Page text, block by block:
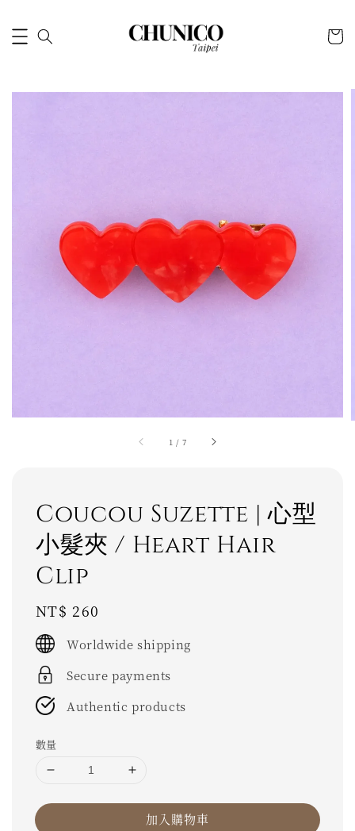
1 / 7
Coucou Suzette | 心型
小髮夾 / Heart Hair
Clip
Regular
price
NT$ 260
Worldwide shipping
Secure payments
Authentic products
數量
加入購物車